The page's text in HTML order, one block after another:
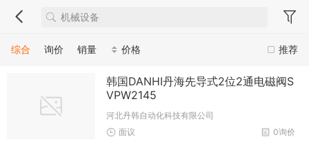
推荐
综合 询价 销量 价格
韩国DANHI丹海先导式2位2通电磁阀S
VPW2145
河北丹韩自动化科技有限公司
0询价
面议